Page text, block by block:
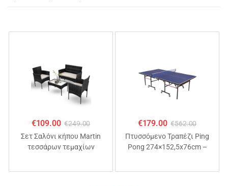
€109.00 €249.00
Σετ Σαλόνι κήπου Martin
τεσσάρων τεμαχίων
€179.00 €562.00
Πτυσσόμενo Τραπέζι Ping
Pong 274×152,5x76cm –